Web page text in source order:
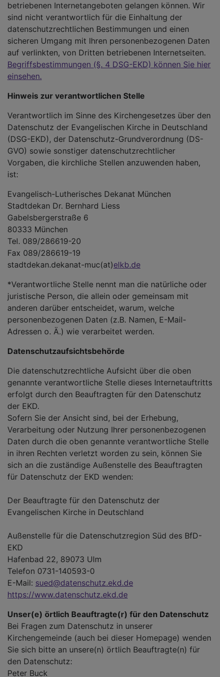
betriebenen Internetangeboten gelangen können. Wir
sind nicht verantwortlich für die Einhaltung der
datenschutzrechtlichen Bestimmungen und einen
sicheren Umgang mit Ihren personenbezogenen Daten
auf verlinkten, von Dritten betriebenen Internetseiten.
Begriffsbestimmungen (§. 4 DSG-EKD) können Sie hier
einsehen.
Hinweis zur verantwortlichen Stelle
Verantwortlich im Sinne des Kirchengesetzes über den
Datenschutz der Evangelischen Kirche in Deutschland
(DSG-EKD), der Datenschutz-Grundverordnung (DS-
GVO) sowie sonstiger datenschutzrechtlicher
Vorgaben, die kirchliche Stellen anzuwenden haben,
ist:
Evangelisch-Lutherisches Dekanat München
Stadtdekan Dr. Bernhard Liess
Gabelsbergerstraße 6
80333 München
Tel. 089/286619-20
Fax 089/286619-19
stadtdekan.dekanat-muc(at)elkb.de
*Verantwortliche Stelle nennt man die natürliche oder
juristische Person, die allein oder gemeinsam mit
anderen darüber entscheidet, warum, welche
personenbezogenen Daten (z.B. Namen, E-Mail-
Adressen o. Ä.) wie verarbeitet werden.
Datenschutzaufsichtsbehörde
Die datenschutzrechtliche Aufsicht über die oben
genannte verantwortliche Stelle dieses Internetauftritts
erfolgt durch den Beauftragten für den Datenschutz
der EKD.
Sofern Sie der Ansicht sind, bei der Erhebung,
Verarbeitung oder Nutzung Ihrer personenbezogenen
Daten durch die oben genannte verantwortliche Stelle
in ihren Rechten verletzt worden zu sein, können Sie
sich an die zuständige Außenstelle des Beauftragten
für Datenschutz der EKD wenden:
Der Beauftragte für den Datenschutz der
Evangelischen Kirche in Deutschland
Außenstelle für die Datenschutzregion Süd des BfD-
EKD
Hafenbad 22, 89073 Ulm
Telefon 0731-140593-0
E-Mail: sued@datenschutz.ekd.de
https://www.datenschutz.ekd.de
Unser(e) örtlich Beauftragte(r) für den Datenschutz
Bei Fragen zum Datenschutz in unserer
Kirchengemeinde (auch bei dieser Homepage) wenden
Sie sich bitte an unsere(n) örtlich Beauftragte(n) für
den Datenschutz:
Peter Buck